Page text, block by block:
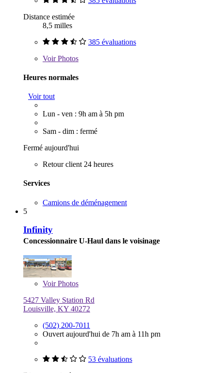
Distance estimée
8,5 milles
385 évaluations
VoirPhotos
Heures normales
Voir tout
Lun - ven : 9h am à 5h pm
Sam - dim : fermé
Fermé aujourd'hui
Retour client 24 heures
Services
Camions de déménagement
5
Infinity
Concessionnaire U-Haul dans le voisinage
VoirPhotos
5427 Valley Station Rd
Louisville, KY 40272
(502) 200-7011
Ouvert aujourd'hui de 7h am à 11h pm
53 évaluations